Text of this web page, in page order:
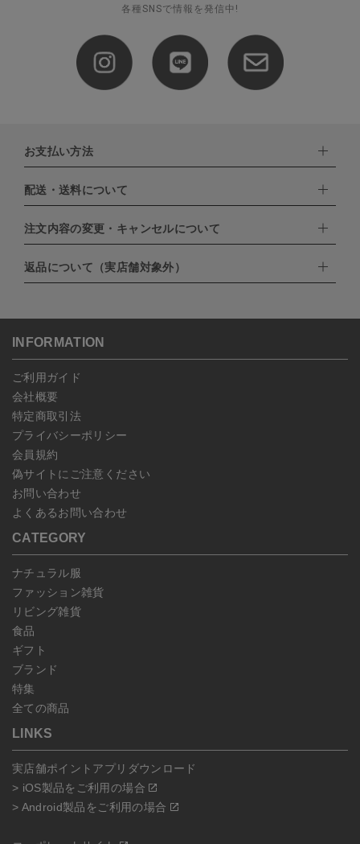
各種SNSで情報を発信中!
お支払い方法
下記お支払い方法よりお選びいただけます。
・クレジットカード（VISA,mastercard,JCB,AMERICAN
EXPRESS,Diners Club）
・PayPay
・NP後払い
配送・送料について
配達業者：日本郵便
北海道：1,400円
沖縄：1,400円
注文内容の変更・キャンセルについて
ご注文日当日から翌日のAM9:00までにご連絡頂いた場合はキャン
セルは可能です。
ンセルしていただいた後、ご希望の商品のみ再度ご注文お願いしま
予約商品など一部キャンセルが出来ない場合がございます。あらか
じめご了承ください。
返品について（実店舗対象外）
こちらよりご依頼ください。
INFORMATION
ご利用ガイド
会社概要
特定商取引法
プライバシーポリシー
会員規約
偽サイトにご注意ください
お問い合わせ
よくあるお問い合わせ
CATEGORY
ナチュラル服
ファッション雑貨
リビング雑貨
食品
ギフト
ブランド
特集
全ての商品
LINKS
実店舗ポイントアプリダウンロード
> iOS製品をご利用の場合
> Android製品をご利用の場合